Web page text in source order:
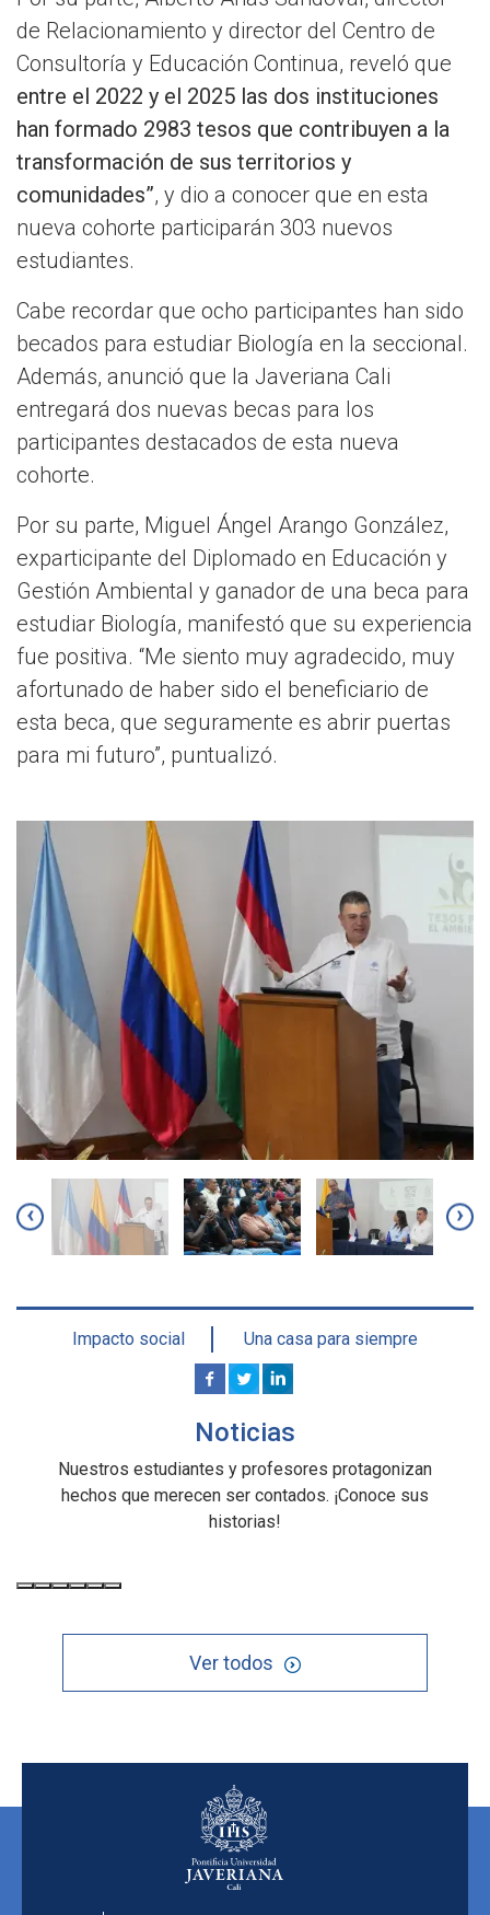
de Relacionamiento y director del Centro de
Consultoría y Educación Continua, reveló que
entre el 2022 y el 2025 las dos instituciones
han formado 2983 tesos que contribuyen a la
transformación de sus territorios y
comunidades”, y dio a conocer que en esta
nueva cohorte participarán 303 nuevos
estudiantes.
Cabe recordar que ocho participantes han sido
becados para estudiar Biología en la seccional.
Además, anunció que la Javeriana Cali
entregará dos nuevas becas para los
participantes destacados de esta nueva
cohorte.
Por su parte, Miguel Ángel Arango González,
exparticipante del Diplomado en Educación y
Gestión Ambiental y ganador de una beca para
estudiar Biología, manifestó que su experiencia
fue positiva. “Me siento muy agradecido, muy
afortunado de haber sido el beneficiario de
esta beca, que seguramente es abrir puertas
para mi futuro”, puntualizó.
‹ ›
Impacto social Una casa para siempre
Noticias
Nuestros estudiantes y profesores protagonizan
hechos que merecen ser contados. ¡Conoce sus
historias!
Ver todos